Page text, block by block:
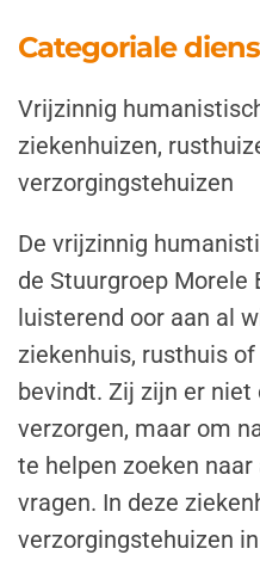
Categoriale
Vrijzinnig
ziekenhuizen,
verzorgingstehuizen
De vrijzinnig
de Stuurgroep Morele
luisterend oor aan al
ziekenhuis, rusthuis
bevindt. Zij zijn er
verzorgen, maar om
te helpen zoeken
vragen. In deze
verzorgingstehuizen